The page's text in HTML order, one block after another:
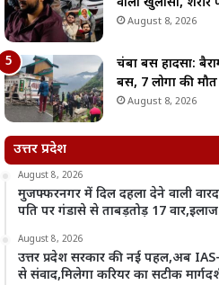
August 8, 2026
चंबा बस हादसा:
बस, 7 लोगों की मौत
August 8, 2026
उत्तर प्रदेश
August 8, 2026
मुजफ्फरनगर में दिल दहला देने वाली
पति पर गंडासे से ताबड़तोड़ 17
August 8, 2026
उत्तर प्रदेश सरकार की नई पहल,अब
से संवाद,मिलेगा करियर का सटीक